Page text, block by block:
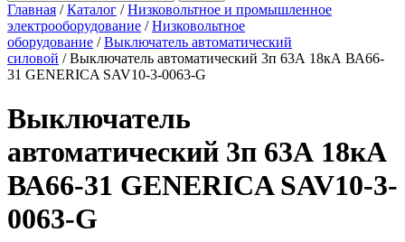
Главная /Каталог /Низковольтное и промышленное
электрооборудование /Низковольтное
оборудование /Выключатель автоматический
силовой / Выключатель автоматический 3п 63А 18кА ВА66-
31 GENERICA SAV10-3-0063-G
Выключатель
автоматический 3п 63А 18кА
ВА66-31 GENERICA SAV10-3-
0063-G